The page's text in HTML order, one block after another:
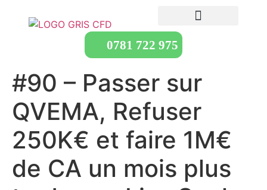
0781 722 975
#90 – Passer sur
QVEMA, Refuser
250K€ et faire 1M€
de CA un mois plus